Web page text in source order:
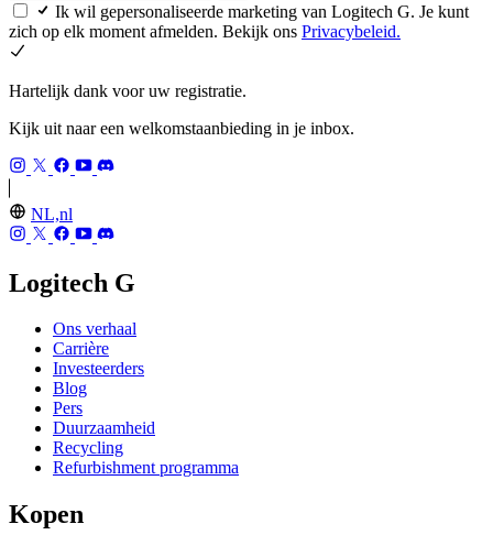
Ik wil gepersonaliseerde marketing van Logitech G. Je kunt
zich op elk moment afmelden. Bekijk ons Privacybeleid.
Hartelijk dank voor uw registratie.
Kijk uit naar een welkomstaanbieding in je inbox.
NL,nl
Logitech G
Ons verhaal
Carrière
Investeerders
Blog
Pers
Duurzaamheid
Recycling
Refurbishment programma
Kopen